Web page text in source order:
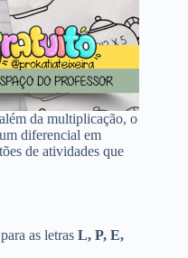
da multiplicação, o
diferencial em
de atividades que
as letras L, P, E,